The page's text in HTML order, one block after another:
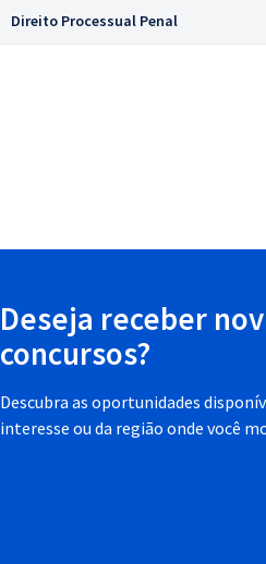
Direito Processual Penal
Deseja receber
concursos?
Descubra as oportunidades
interesse ou da região onde você